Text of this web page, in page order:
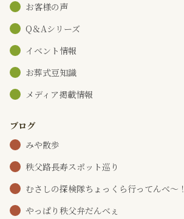
お客様の声
Q＆Aシリーズ
イベント情報
お葬式豆知識
メディア掲載情報
ブログ
みや散歩
秩父路長寿スポット巡り
むさしの探検隊ちょっくら行ってんべ～！
やっぱり秩父弁だんべぇ